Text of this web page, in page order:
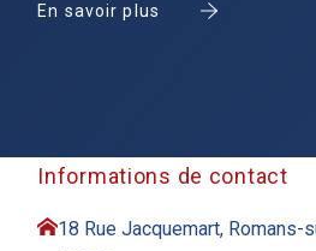
En savoir plus
Informations de contact
18 Rue Jacquemart, Romans-